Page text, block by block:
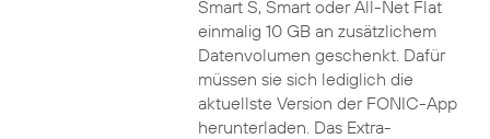
Smart S, Smart oder All-Net Flat
einmalig 10 GB an zusätzlichem
Datenvolumen geschenkt. Dafür
müssen sie sich lediglich die
aktuellste Version der FONIC-App
herunterladen. Das Extra-